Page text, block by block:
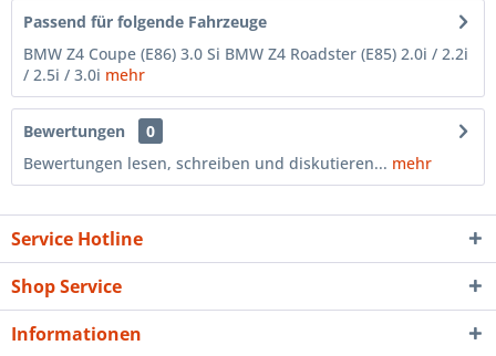
Passend für folgende Fahrzeuge
BMW Z4 Coupe (E86) 3.0 Si BMW Z4 Roadster (E85) 2.0i / 2.2i
/ 2.5i / 3.0i mehr
Bewertungen
0
Bewertungen lesen, schreiben und diskutieren... mehr
Service Hotline
Shop Service
Informationen